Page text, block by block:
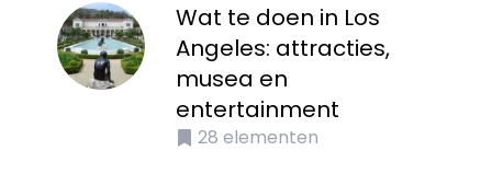
Wat te doen in Los
Angeles: attracties,
musea en
entertainment
28 elementen